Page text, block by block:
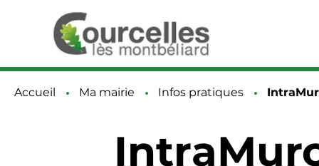
Accueil Ma mairie Infos pratiques Page